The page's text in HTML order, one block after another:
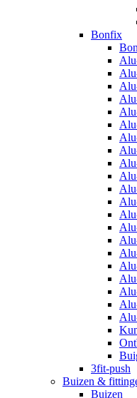
Bonfix
3fit-push
Buizen &
Buizen